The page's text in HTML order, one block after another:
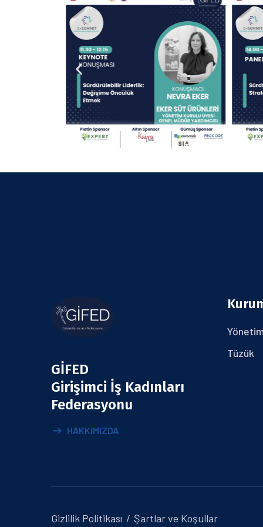
GİFED
Girişimci İş Kadınları
Federasyonu
HAKKIMIZDA
Tüzük
Gizlilik Politikası Şartlar ve Koşullar